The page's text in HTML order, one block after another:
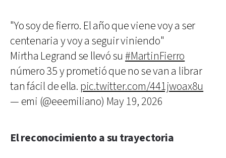
"Yo soy de fierro. El año que viene voy a ser
centenaria y voy a seguir viniendo"
Mirtha Legrand se llevó su#MartinFierro
número 35 y prometió que no se van a librar
tan fácil de ella. pic.twitter.com/441jwoax8u
— emi (@eeemiliano) May 19, 2026
El reconocimiento a su trayectoria